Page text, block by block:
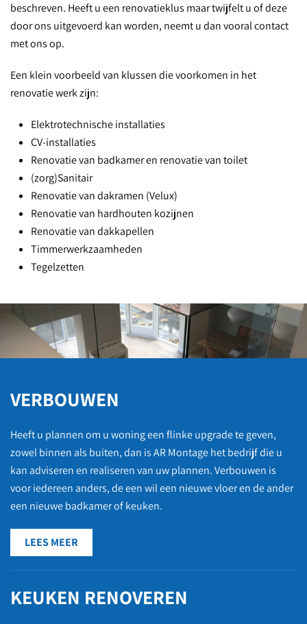
beschreven. Heeft u een renovatieklus maar twijfelt u of deze
door ons uitgevoerd kan worden, neemt u dan vooral contact
met ons op.
Een klein voorbeeld van klussen die voorkomen in het
renovatie werk zijn:
Elektrotechnische installaties
CV-installaties
Renovatie van badkamer en renovatie van toilet
(zorg)Sanitair
Renovatie van dakramen (Velux)
Renovatie van hardhouten kozijnen
Renovatie van dakkapellen
Timmerwerkzaamheden
Tegelzetten
VERBOUWEN
Heeft u plannen om u woning een flinke upgrade te geven,
zowel binnen als buiten, dan is AR Montage het bedrijf die u
kan adviseren en realiseren van uw plannen. Verbouwen is
voor iedereen anders, de een wil een nieuwe vloer en de ander
een nieuwe badkamer of keuken.
LEES MEER
KEUKEN RENOVEREN